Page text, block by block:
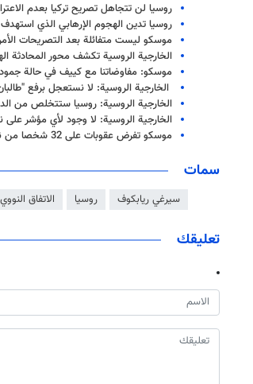
روسيا لن تتجاهل تصريح تركيا بعدم
روسيا تدين الهجوم الإرهابي الذي
موسكو ليست متفائلة بعد التصريحات
الخارجية الروسية تكشف محور المحادثة
موسكو: مفاوضاتنا مع كييف في حالة جمود
الخارجية الروسية: لا نستعجل برفع
الخارجية الروسية: روسيا ستتخلص من
الخارجية الروسية: لا وجود لأي مؤشر على
موسكو تفرض عقوبات على 32 شخصا من نيوزيلندا بينهم قادة بالقوات المسلحة
سمات
سيرغي ريابكوف روسيا الاتفاق النووي
تعليقك